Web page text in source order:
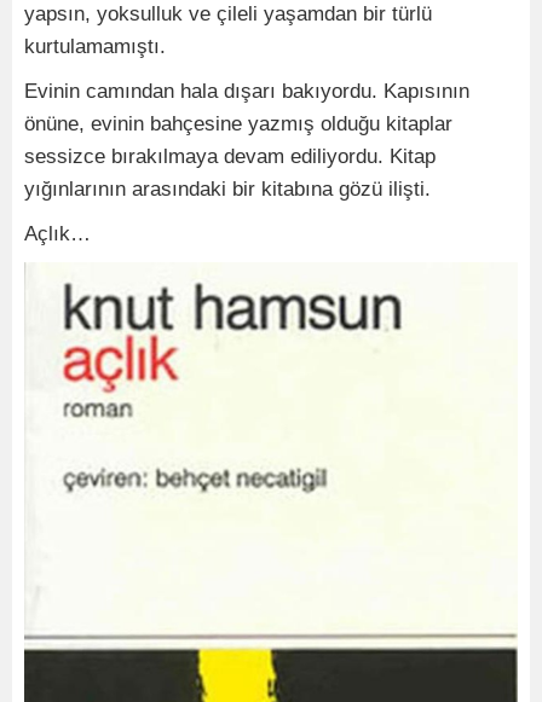
yapsın, yoksulluk ve çileli yaşamdan bir türlü
kurtulamamıştı.
Evinin camından hala dışarı bakıyordu. Kapısının
önüne, evinin bahçesine yazmış olduğu kitaplar
sessizce bırakılmaya devam ediliyordu. Kitap
yığınlarının arasındaki bir kitabına gözü ilişti.
Açlık…